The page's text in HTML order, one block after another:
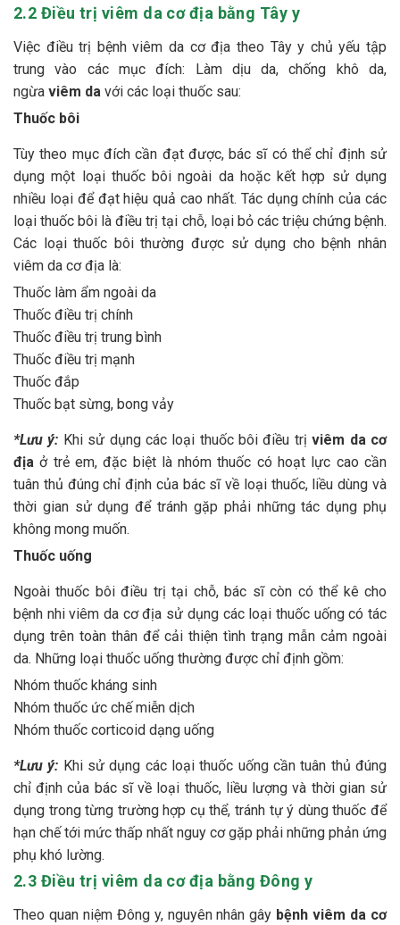
2.2 Điều trị viêm da cơ địa bằng Tây y
Việc điều trị bệnh viêm da cơ địa theo Tây y chủ yếu tập
trung vào các mục đích: Làm dịu da, chống khô da,
ngừa viêm da với các loại thuốc sau:
Thuốc bôi
Tùy theo mục đích cần đạt được, bác sĩ có thể chỉ định sử
dụng một loại thuốc bôi ngoài da hoặc kết hợp sử dụng
nhiều loại để đạt hiệu quả cao nhất. Tác dụng chính của các
loại thuốc bôi là điều trị tại chỗ, loại bỏ các triệu chứng bệnh.
Các loại thuốc bôi thường được sử dụng cho bệnh nhân
viêm da cơ địa là:
Thuốc làm ẩm ngoài da
Thuốc điều trị chính
Thuốc điều trị trung bình
Thuốc điều trị mạnh
Thuốc đắp
Thuốc bạt sừng, bong vảy
*Lưu ý: Khi sử dụng các loại thuốc bôi điều trịviêm da cơ
địa ở trẻ em, đặc biệt là nhóm thuốc có hoạt lực cao cần
tuân thủ đúng chỉ định của bác sĩ về loại thuốc, liều dùng và
thời gian sử dụng để tránh gặp phải những tác dụng phụ
không mong muốn.
Thuốc uống
Ngoài thuốc bôi điều trị tại chỗ, bác sĩ còn có thể kê cho
bệnh nhi viêm da cơ địa sử dụng các loại thuốc uống có tác
dụng trên toàn thân để cải thiện tình trạng mẫn cảm ngoài
da. Những loại thuốc uống thường được chỉ định gồm:
Nhóm thuốc kháng sinh
Nhóm thuốc ức chế miễn dịch
Nhóm thuốc corticoid dạng uống
*Lưu ý: Khi sử dụng các loại thuốc uống cần tuân thủ đúng
chỉ định của bác sĩ về loại thuốc, liều lượng và thời gian sử
dụng trong từng trường hợp cụ thể, tránh tự ý dùng thuốc để
hạn chế tới mức thấp nhất nguy cơ gặp phải những phản ứng
phụ khó lường.
2.3 Điều trị viêm da cơ địa bằng Đông y
Theo quan niệm Đông y, nguyên nhân gây bệnh viêm da cơ